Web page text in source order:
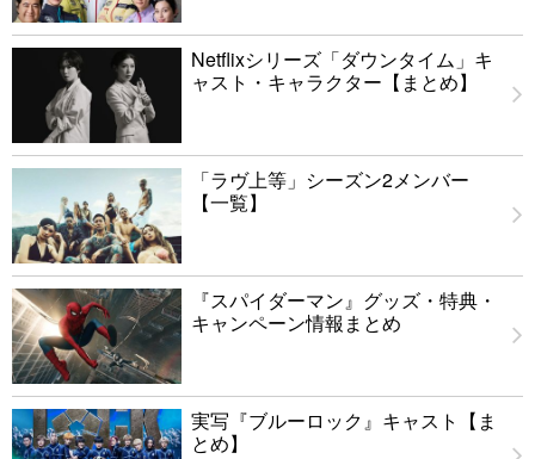
Netflixシリーズ「ダウンタイム」キ
ャスト・キャラクター【まとめ】
「ラヴ上等」シーズン2メンバー
【一覧】
『スパイダーマン』グッズ・特典・
キャンペーン情報まとめ
実写『ブルーロック』キャスト【ま
とめ】